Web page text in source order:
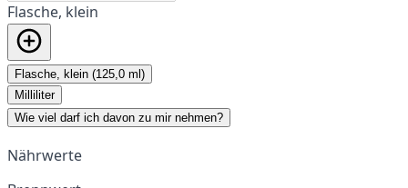
Flasche, klein
Flasche, klein (125,0 ml)
Milliliter
Wie viel darf ich davon zu mir nehmen?
Nährwerte